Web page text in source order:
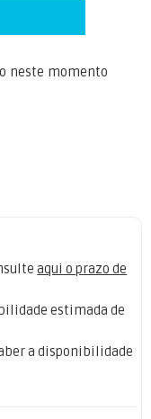
neste momento
aqui o prazo de
estimada de
a disponibilidade